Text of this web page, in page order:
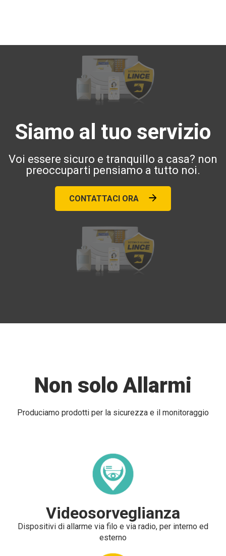
Siamo al tuo servizio
Voi essere sicuro e tranquillo a casa? non
preoccuparti pensiamo a tutto noi.
CONTATTACI ORA
Non solo Allarmi
Produciamo prodotti per la sicurezza e il monitoraggio
Videosorveglianza
Dispositivi di allarme via filo e via radio, per interno ed
esterno